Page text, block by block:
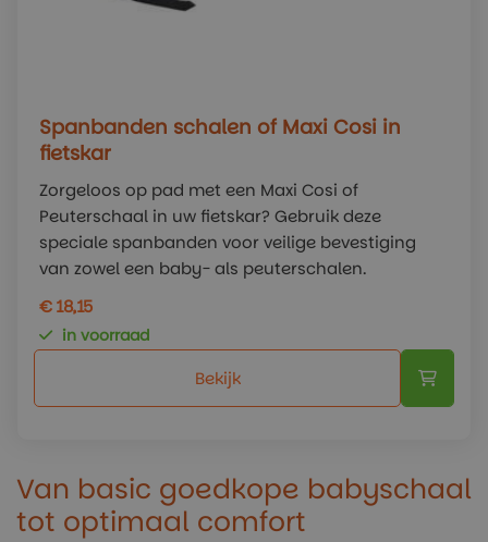
Spanbanden schalen of Maxi Cosi in
fietskar
Zorgeloos op pad met een Maxi Cosi of
Peuterschaal in uw fietskar? Gebruik deze
speciale spanbanden voor veilige bevestiging
van zowel een baby- als peuterschalen.
€ 18,15
in voorraad
Bekijk
Van basic goedkope babyschaal
tot optimaal comfort